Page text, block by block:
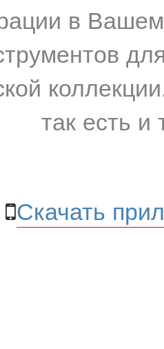
в
так есть и
Скачать